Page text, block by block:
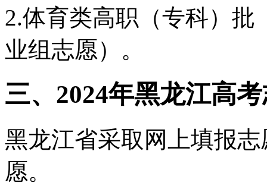
2.体育类高职（专科）批
业组志愿）。
三、2024年黑龙江高
黑龙江省采取网上填报
愿。